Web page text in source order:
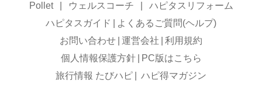
Pollet ウェルスコーチ
ハピタスリフォーム
ハピタスガイド
よくあるご質問(ヘルプ)
お問い合わせ 運営会社
利用規約
個人情報保護方針
PC版はこちら
旅行情報 たびハピ
ハピ得マガジン